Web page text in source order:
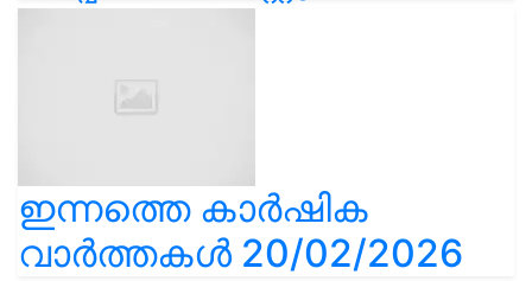
ഇന്നത്തെ കാർഷിക
വാർത്തകൾ 20/02/2026